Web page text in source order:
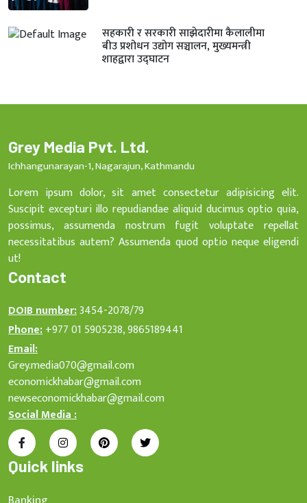
सहकारी र सरकारी साझेदारीमा कैलालीमा
बीउ प्रशोधन उद्योग सञ्चालन, मुख्यमन्त्री
शाहद्वारा उद्घाटन
Grey Media Pvt. Ltd.
Ichhangunarayan-1, Nagarajun, Kathmandu
Lorem ipsum dolor, sit amet consectetur adipisicing elit.
Suscipit excepturi illo repudiandae aliquid ducimus optio quia,
possimus, assumenda nostrum fugit voluptate repellat
necessitatibus autem? Assumenda quod optio neque eligendi
ut!
Contact
DOIB number:3454-2078/79
Phone:+977 01 5905238, 9865189441
Email:
Grey.media070@gmail.com
economickhabar@gmail.com
newseconomickhabar@gmail.com
Social Media :
Quick links